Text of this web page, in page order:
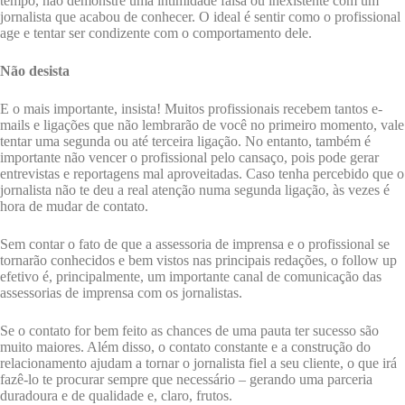
jornalista que acabou de conhecer. O ideal é sentir como o profissional
age e tentar ser condizente com o comportamento dele.
Não desista
E o mais importante, insista! Muitos profissionais recebem tantos e-
mails e ligações que não lembrarão de você no primeiro momento, vale
tentar uma segunda ou até terceira ligação. No entanto, também é
importante não vencer o profissional pelo cansaço, pois pode gerar
entrevistas e reportagens mal aproveitadas. Caso tenha percebido que o
jornalista não te deu a real atenção numa segunda ligação, às vezes é
hora de mudar de contato.
Sem contar o fato de que a assessoria de imprensa e o profissional se
tornarão conhecidos e bem vistos nas principais redações, o follow up
efetivo é, principalmente, um importante canal de comunicação das
assessorias de imprensa com os jornalistas.
Se o contato for bem feito as chances de uma pauta ter sucesso são
muito maiores. Além disso, o contato constante e a construção do
relacionamento ajudam a tornar o jornalista fiel a seu cliente, o que irá
fazê-lo te procurar sempre que necessário – gerando uma parceria
duradoura e de qualidade e, claro, frutos.